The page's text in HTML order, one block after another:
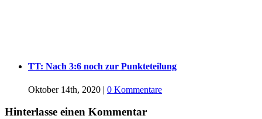
TT: Nach 3:6 noch zur Punkteteilung
Oktober 14th, 2020 | 0 Kommentare
Hinterlasse einen Kommentar